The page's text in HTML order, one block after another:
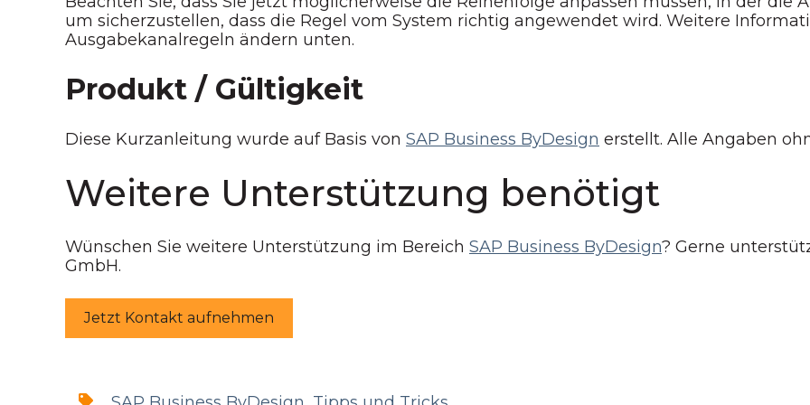
um sicherzustellen, dass die Regel vom System richtig angewendet wird. Weitere
Ausgabekanalregeln ändern unten.
Produkt / Gültigkeit
Diese Kurzanleitung wurde auf Basis von SAP Business ByDesign erstellt. Alle Angaben
Weitere Unterstützung benötigt
Wünschen Sie weitere Unterstützung im Bereich SAP Business ByDesign? Gerne
GmbH.
Jetzt Kontakt aufnehmen